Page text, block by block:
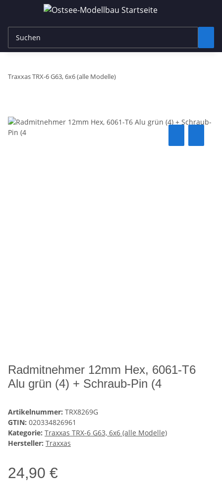
Traxxas TRX-6 G63, 6x6 (alle Modelle)
Radmitnehmer 12mm Hex, 6061-T6
Alu grün (4) + Schraub-Pin (4
Artikelnummer: TRX8269G
GTIN: 020334826961
Kategorie: Traxxas TRX-6 G63, 6x6 (alle Modelle)
Hersteller: Traxxas
24,90 €